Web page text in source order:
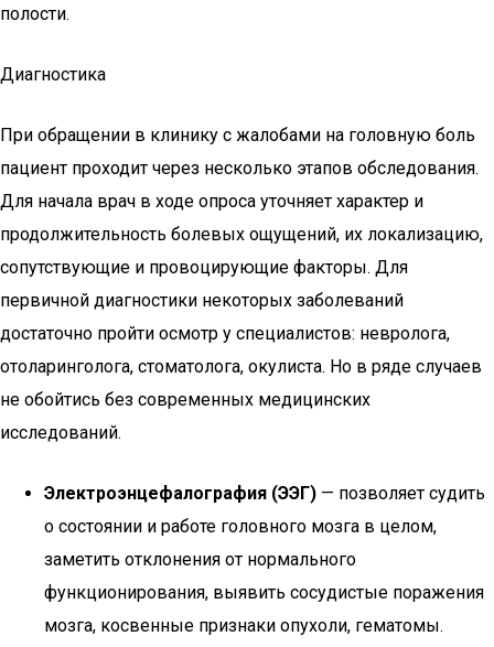
полости.
Диагностика
При обращении в клинику с жалобами на головную боль
пациент проходит через несколько этапов обследования.
Для начала врач в ходе опроса уточняет характер и
продолжительность болевых ощущений, их локализацию,
сопутствующие и провоцирующие факторы. Для
первичной диагностики некоторых заболеваний
достаточно пройти осмотр у специалистов: невролога,
отоларинголога, стоматолога, окулиста. Но в ряде случаев
не обойтись без современных медицинских
исследований.
Электроэнцефалография (ЭЭГ) — позволяет судить
о состоянии и работе головного мозга в целом,
заметить отклонения от нормального
функционирования, выявить сосудистые поражения
мозга, косвенные признаки опухоли, гематомы.